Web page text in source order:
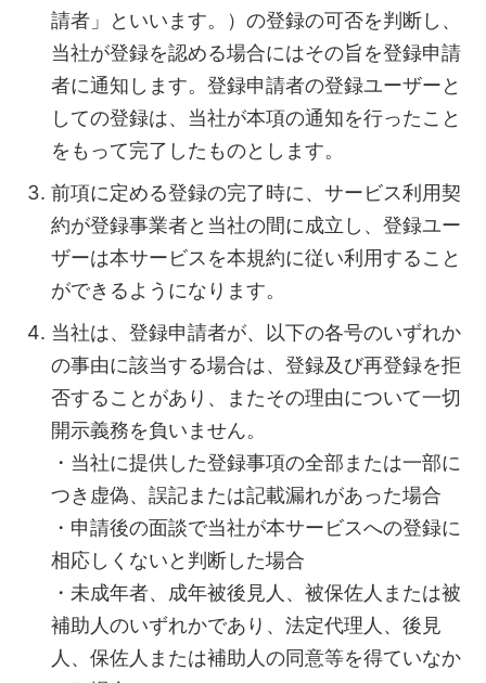
請者」といいます。）の登録の可否を判断し、
当社が登録を認める場合にはその旨を登録申請
者に通知します。登録申請者の登録ユーザーと
しての登録は、当社が本項の通知を行ったこと
をもって完了したものとします。
前項に定める登録の完了時に、サービス利用契
約が登録事業者と当社の間に成立し、登録ユー
ザーは本サービスを本規約に従い利用すること
ができるようになります。
当社は、登録申請者が、以下の各号のいずれか
の事由に該当する場合は、登録及び再登録を拒
否することがあり、またその理由について一切
開示義務を負いません。
・当社に提供した登録事項の全部または一部に
つき虚偽、誤記または記載漏れがあった場合
・申請後の面談で当社が本サービスへの登録に
相応しくないと判断した場合
・未成年者、成年被後見人、被保佐人または被
補助人のいずれかであり、法定代理人、後見
人、保佐人または補助人の同意等を得ていなか